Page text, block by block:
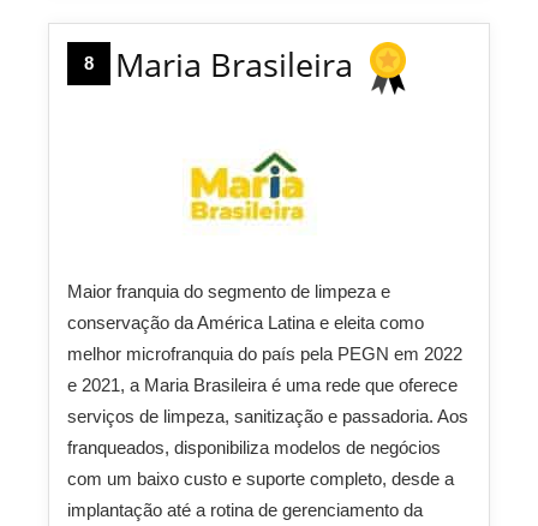
8 Maria Brasileira
Maior franquia do segmento de limpeza e
conservação da América Latina e eleita como
melhor microfranquia do país pela PEGN em 2022
e 2021, a Maria Brasileira é uma rede que oferece
serviços de limpeza, sanitização e passadoria. Aos
franqueados, disponibiliza modelos de negócios
com um baixo custo e suporte completo, desde a
implantação até a rotina de gerenciamento da